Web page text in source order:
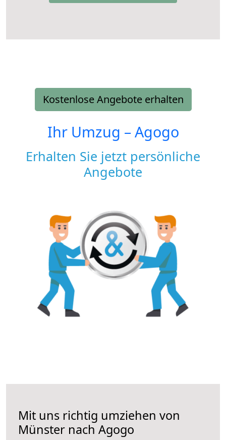
Kostenlose Angebote erhalten
Ihr Umzug –Agogo
Erhalten Sie jetzt persönliche
Angebote
Mit uns richtig umziehen von
Münster nach Agogo